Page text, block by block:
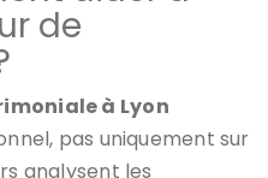
de
à Lyon
pas uniquement sur
analysent les